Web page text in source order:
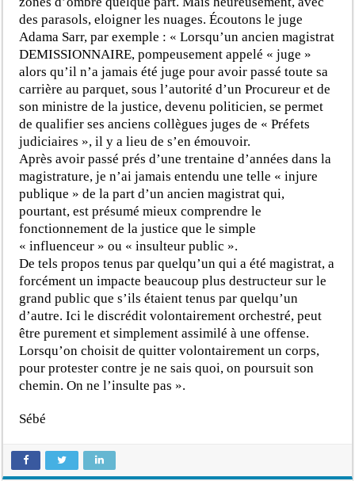
des parasols, eloigner les nuages. Écoutons le juge
Adama Sarr, par exemple : « Lorsqu’un ancien magistrat
DEMISSIONNAIRE, pompeusement appelé « juge »
alors qu’il n’a jamais été juge pour avoir passé toute sa
carrière au parquet, sous l’autorité d’un Procureur et de
son ministre de la justice, devenu politicien, se permet
de qualifier ses anciens collègues juges de « Préfets
judiciaires », il y a lieu de s’en émouvoir.
Après avoir passé prés d’une trentaine d’années dans la
magistrature, je n’ai jamais entendu une telle « injure
publique » de la part d’un ancien magistrat qui,
pourtant, est présumé mieux comprendre le
fonctionnement de la justice que le simple
« influenceur » ou « insulteur public ».
De tels propos tenus par quelqu’un qui a été magistrat, a
forcément un impacte beaucoup plus destructeur sur le
grand public que s’ils étaient tenus par quelqu’un
d’autre. Ici le discrédit volontairement orchestré, peut
être purement et simplement assimilé à une offense.
Lorsqu’on choisit de quitter volontairement un corps,
pour protester contre je ne sais quoi, on poursuit son
chemin. On ne l’insulte pas ».
Sébé